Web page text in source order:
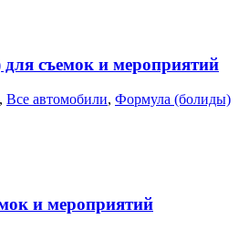
съемок и мероприятий
, Все автомобили, Формула (болиды)
и мероприятий